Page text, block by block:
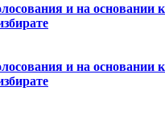
и на основании
и на основании